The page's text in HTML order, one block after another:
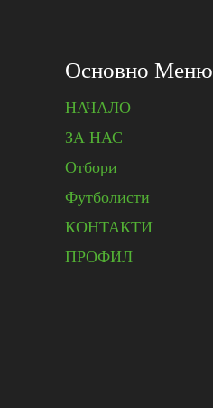
Основно Меню
НАЧАЛО
ЗА НАС
Отбори
Футболисти
КОНТАКТИ
ПРОФИЛ